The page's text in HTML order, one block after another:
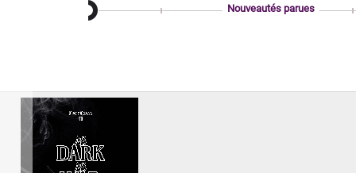
Nouveautés parues